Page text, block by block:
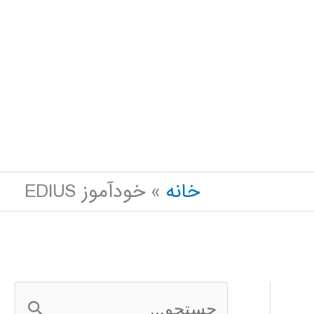
خانه
خودآموز EDIUS